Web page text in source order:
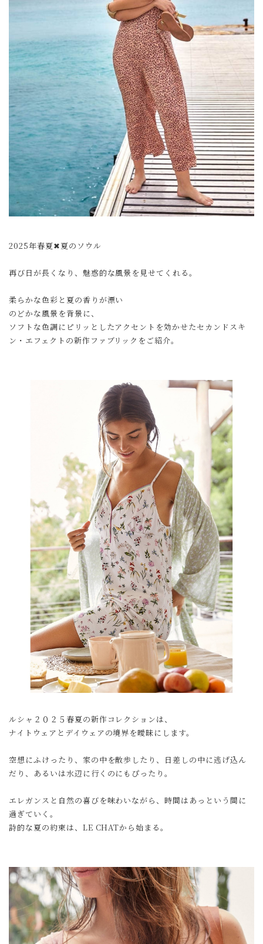
2025年春夏✖︎夏のソウル
再び日が長くなり、魅惑的な風景を見せてくれる。
柔らかな色彩と夏の香りが漂い
のどかな風景を背景に、
ソフトな色調にピリッとしたアクセントを効かせたセカンドスキ
ン・エフェクトの新作ファブリックをご紹介。
ルシャ２０２５春夏の新作コレクションは、
ナイトウェアとデイウェアの境界を曖昧にします。
空想にふけったり、家の中を散歩したり、日差しの中に逃げ込ん
だり、あるいは水辺に行くのにもぴったり。
エレガンスと自然の喜びを味わいながら、時間はあっという間に
過ぎていく。
詩的な夏の約束は、LE CHATから始まる。